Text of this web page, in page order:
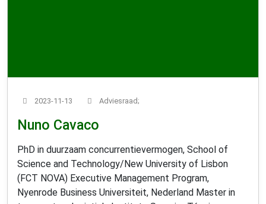
2023-11-13 Adviesraad;
Nuno Cavaco
PhD in duurzaam concurrentievermogen, School of
Science and Technology/New University of Lisbon
(FCT NOVA) Executive Management Program,
Nyenrode Business Universiteit, Nederland Master in